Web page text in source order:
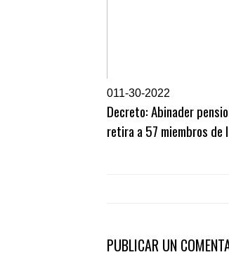
011-30-2022
Decreto: Abinader
retira a 57 miembros de
PUBLICAR UN